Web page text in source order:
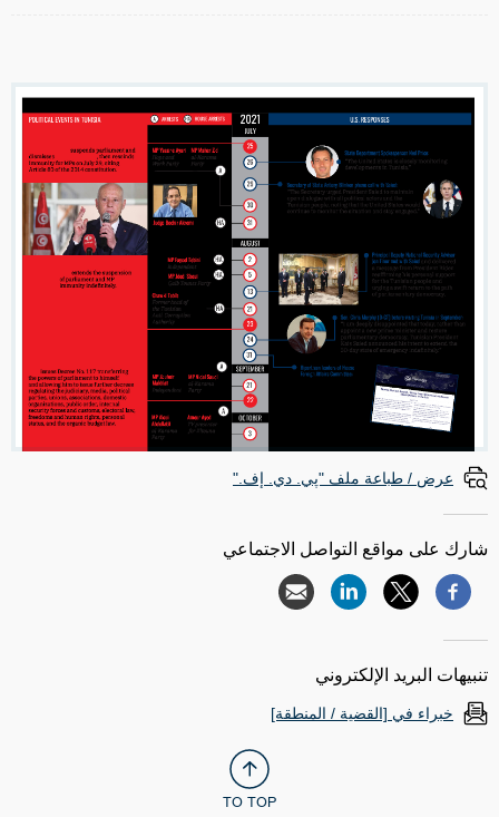
عرض / طباعة ملف "پي. دي. إف."
شارك على مواقع التواصل الاجتماعي
تنبيهات البريد الإلكتروني
خبراء في [القضية / المنطقة]
TO TOP